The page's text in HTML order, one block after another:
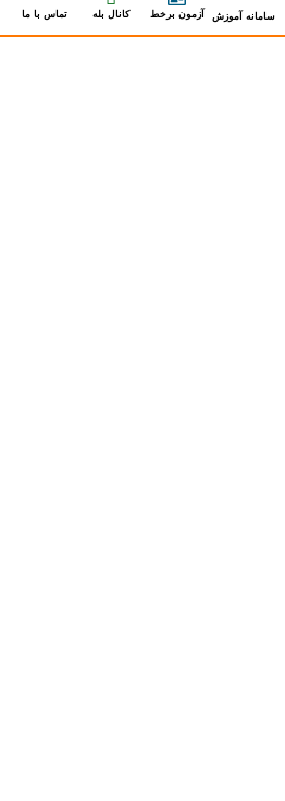
سامانه آموزش آزمون برخط کانال بله تماس با ما